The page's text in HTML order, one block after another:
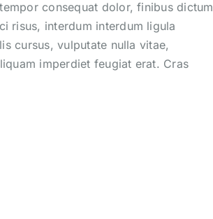
consequat dolor, finibus dictum
risus, interdum interdum ligula
cursus, vulputate nulla vitae,
imperdiet feugiat erat. Cras